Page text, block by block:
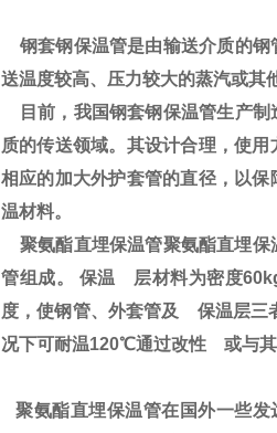
钢套钢保温管是由输送介质的钢
送温度较高、压力较大的蒸汽或其
目前，我国钢套钢保温管生产制
质的传送领域。其设计合理，使
相应的加大外护套管的直径，以
温材料。
聚氨酯直埋保温管聚氨酯直埋保
管组成。 保温 层材料为密度
度，使钢管、外套管及 保温层三
况下可耐温120℃通过改性 或与其
聚氨酯直埋保温管在国外一些发